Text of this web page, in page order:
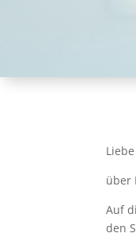
über
Auf
den